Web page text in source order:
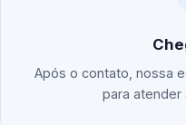
Após o contato, nossa
para atender